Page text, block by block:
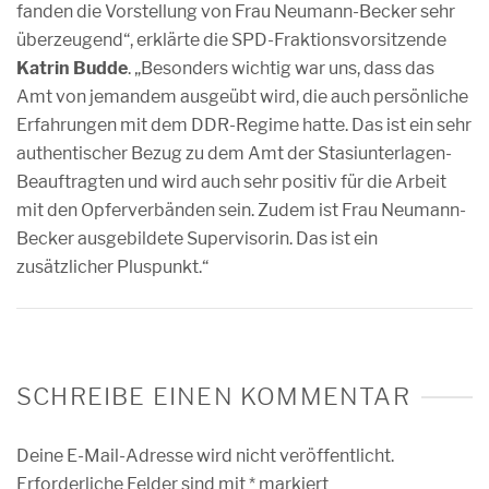
fanden die Vorstellung von Frau Neumann-Becker sehr
überzeugend“, erklärte die SPD-Fraktionsvorsitzende
Katrin Budde. „Besonders wichtig war uns, dass das
Amt von jemandem ausgeübt wird, die auch persönliche
Erfahrungen mit dem DDR-Regime hatte. Das ist ein sehr
authentischer Bezug zu dem Amt der Stasiunterlagen-
Beauftragten und wird auch sehr positiv für die Arbeit
mit den Opferverbänden sein. Zudem ist Frau Neumann-
Becker ausgebildete Supervisorin. Das ist ein
zusätzlicher Pluspunkt.“
SCHREIBE EINEN KOMMENTAR
Deine E-Mail-Adresse wird nicht veröffentlicht.
Erforderliche Felder sind mit* markiert